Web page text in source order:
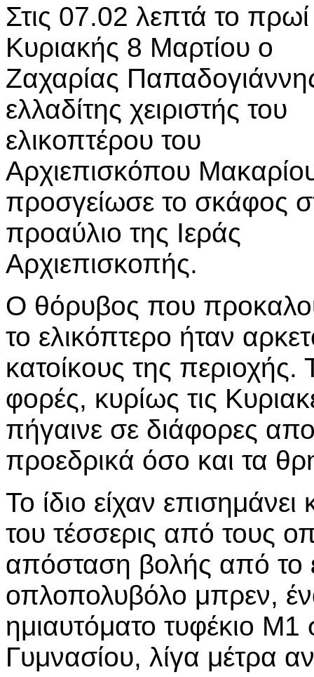
Στις 07.02 λεπτά το πρωί
Κυριακής 8 Μαρτίου ο
Ζαχαρίας
ελλαδίτης χειριστής του
ελικοπτέρου του
Αρχιεπισκόπου
προσγείωσε το σκάφος
προαύλιο της Ιεράς
Αρχιεπισκοπής.
Ο θόρυβος που
το ελικόπτερο ήταν
κατοίκους της περιοχής.
φορές, κυρίως τις
πήγαινε σε διάφορες
προεδρικά όσο και τα
Το ίδιο είχαν
του τέσσερις από τους
απόσταση βολής από το
οπλοπολυβόλο μπρεν,
ημιαυτόματο τυφέκιο
Γυμνασίου, λίγα μέτρα